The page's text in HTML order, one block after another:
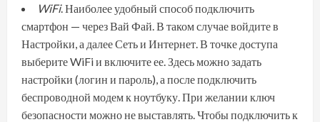
WiFi. Наиболее удобный способ подключить
смартфон — через Вай Фай. В таком случае войдите в
Настройки, а далее Сеть и Интернет. В точке доступа
выберите WiFi и включите ее. Здесь можно задать
настройки (логин и пароль), а после подключить
беспроводной модем к ноутбуку. При желании ключ
безопасности можно не выставлять. Чтобы подключить к